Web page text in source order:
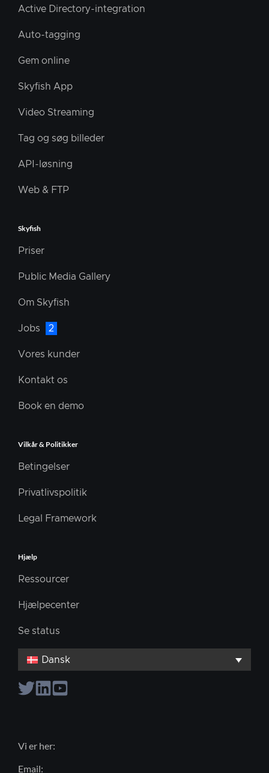
Active Directory-integration
Auto-tagging
Gem online
Skyfish App
Video Streaming
Tag og søg billeder
API-løsning
Web & FTP
Skyfish
Priser
Public Media Gallery
Om Skyfish
Jobs 2
Vores kunder
Kontakt os
Book en demo
Vilkår & Politikker
Betingelser
Privatlivspolitik
Legal Framework
Hjælp
Ressourcer
Hjælpecenter
Se status
Dansk
Vi er her:
Email: